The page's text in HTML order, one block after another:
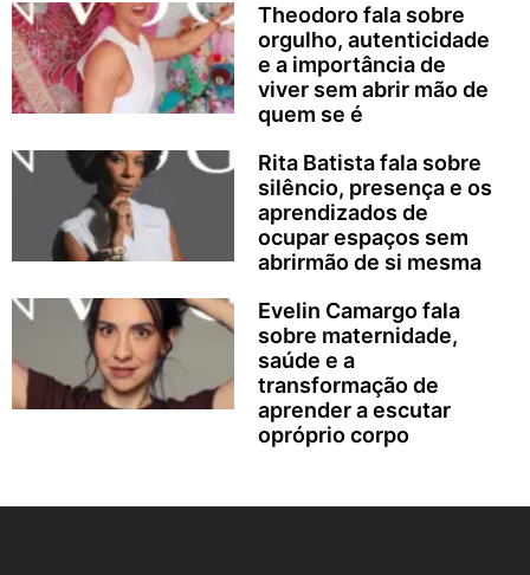
Theodoro fala sobre
orgulho, autenticidade
e a importância de
viver sem abrir mão de
quem se é
Rita Batista fala sobre
silêncio, presença e os
aprendizados de
ocupar espaços sem
abrirmão de si mesma
Evelin Camargo fala
sobre maternidade,
saúde e a
transformação de
aprender a escutar
opróprio corpo